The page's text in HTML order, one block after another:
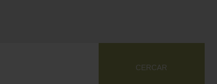
CERCAR